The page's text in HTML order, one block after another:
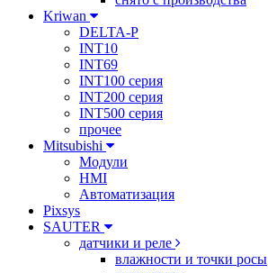
Kriwan
DELTA-P
INT10
INT69
INT100 серия
INT200 серия
INT500 серия
прочее
Mitsubishi
Модули
HMI
Автоматизация
Pixsys
SAUTER
датчики и реле
влажности и точки росы